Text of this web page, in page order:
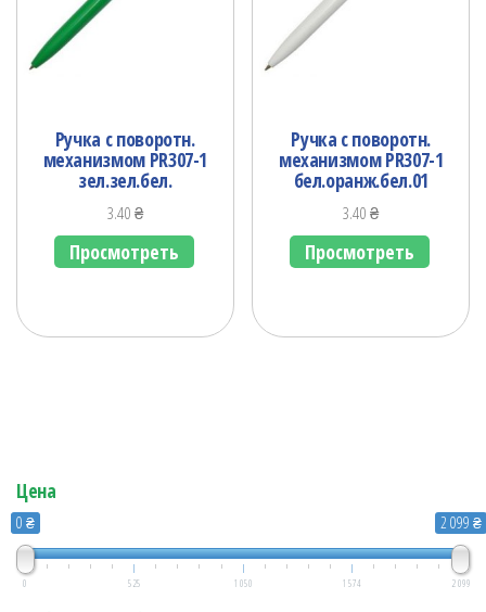
Ручка с поворотн.
механизмом PR307-1
зел.зел.бел.
3.40₴
Просмотреть
Ручка с поворотн.
механизмом PR307-1
бел.оранж.бел.01
3.40₴
Просмотреть
Цена
0 ₴ 2 099 ₴
0 525 1 050 1 574 2 099